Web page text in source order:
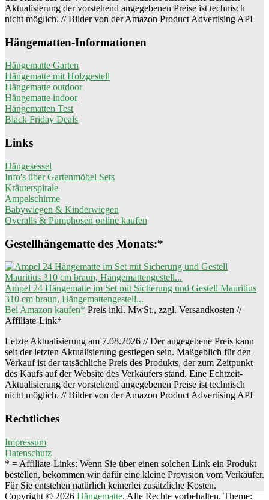
Aktualisierung der vorstehend angegebenen Preise ist technisch
nicht möglich. // Bilder von der Amazon Product Advertising API
Hängematten-Informationen
Hängematte Garten
Hängematte mit Holzgestell
Hängematte outdoor
Hängematte indoor
Hängematten Test
Black Friday Deals
Links
Hängesessel
Info's über Gartenmöbel Sets
Kräuterspirale
Ampelschirme
Babywiegen & Kinderwiegen
Overalls & Pumphosen online kaufen
Gestellhängematte des Monats:*
Ampel 24 Hängematte im Set mit Sicherung und Gestell Mauritius
310 cm braun, Hängemattengestell...
Bei Amazon kaufen* Preis inkl. MwSt., zzgl. Versandkosten //
Affiliate-Link*
Letzte Aktualisierung am 7.08.2026 // Der angegebene Preis kann
seit der letzten Aktualisierung gestiegen sein. Maßgeblich für den
Verkauf ist der tatsächliche Preis des Produkts, der zum Zeitpunkt
des Kaufs auf der Website des Verkäufers stand. Eine Echtzeit-
Aktualisierung der vorstehend angegebenen Preise ist technisch
nicht möglich. // Bilder von der Amazon Product Advertising API
Rechtliches
Impressum
Datenschutz
* = Affiliate-Links: Wenn Sie über einen solchen Link ein Produkt
bestellen, bekommen wir dafür eine kleine Provision vom Verkäufer.
Für Sie entstehen natürlich keinerlei zusätzliche Kosten.
Copyright © 2026 Hängematte. Alle Rechte vorbehalten. Theme: